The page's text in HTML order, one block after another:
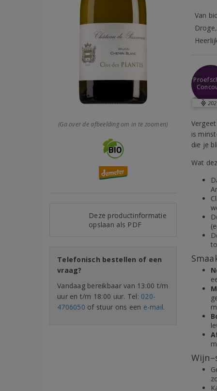
(Ga over de afbeelding om in te zoomen)
Deze productinformatie
opslaan als PDF
Telefonisch bestellen of een
vraag?
Vandaag bereikbaar van 13:00 t/m
uur en t/m 18:00 uur. Tel: 020-
4706050 of stuur ons een e-mail.
Van
is
die je
Wat